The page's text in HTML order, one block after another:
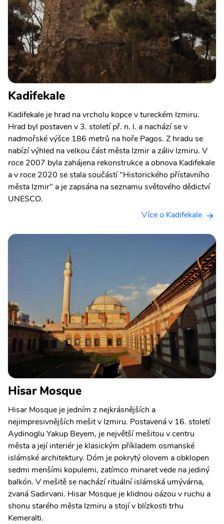
Kadifekale
Kadifekale je hrad na vrcholu kopce v tureckém Izmiru.
Hrad byl postaven v 3. století př. n. l. a nachází se v
nadmořské výšce 186 metrů na hoře Pagos. Z hradu se
nabízí výhled na velkou část města Izmir a záliv Izmiru. V
roce 2007 byla zahájena rekonstrukce a obnova Kadifekale
a v roce 2020 se stala součástí "Historického přístavního
města Izmir" a je zapsána na seznamu světového dědictví
UNESCO.
Více o Kadifekale
Hisar Mosque
Hisar Mosque je jedním z nejkrásnějších a
nejimpresivnějších mešit v Izmiru. Postavená v 16. století
Aydinoglu Yakup Beyem, je největší mešitou v centru
města a její interiér je klasickým příkladem osmanské
islámské architektury. Dóm je pokrytý olovem a obklopen
sedmi menšími kopulemi, zatímco minaret vede na jediný
balkón. V mešitě se nachází rituální islámská umývárna,
zvaná Sadirvani. Hisar Mosque je klidnou oázou v ruchu a
shonu starého města Izmiru a stojí v blízkosti trhu
Kemeralti.